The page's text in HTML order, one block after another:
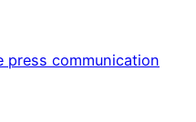
press communication